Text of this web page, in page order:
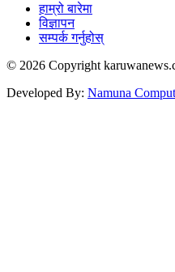
हाम्रो बारेमा
विज्ञापन
सम्पर्क गर्नुहोस्
© 2026 Copyright
Developed By: Namuna